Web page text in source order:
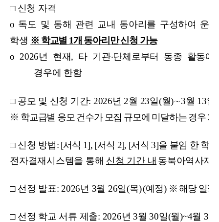
□ 신청 자격
o 독도 및 동해 관련 교내 동아리를 구성하여 운
학생 ※ 학교별 1개 동아리만 신청 가능
o 2026년 현재, 타 기관‧단체로부터 동종 활동
경우에 한함
□ 공모 및 신청 기간: 2026년 2월 23일(월)∼3월 13일
※ 학교급별 응모 건수가 모집 규모에 미달하는 경우 3
□ 신청 방법: [서식 1], [서식 2], [서식 3]을 붙임 한 학
전자결재시스템을 통해 신청 기간 내 동북아역사재
□ 선정 발표: 2026년 3월 26일(목)(예정) ※ 해당 일정
□ 선정 학교 서류 제출: 2026년 3월 30일(월)~4월 3